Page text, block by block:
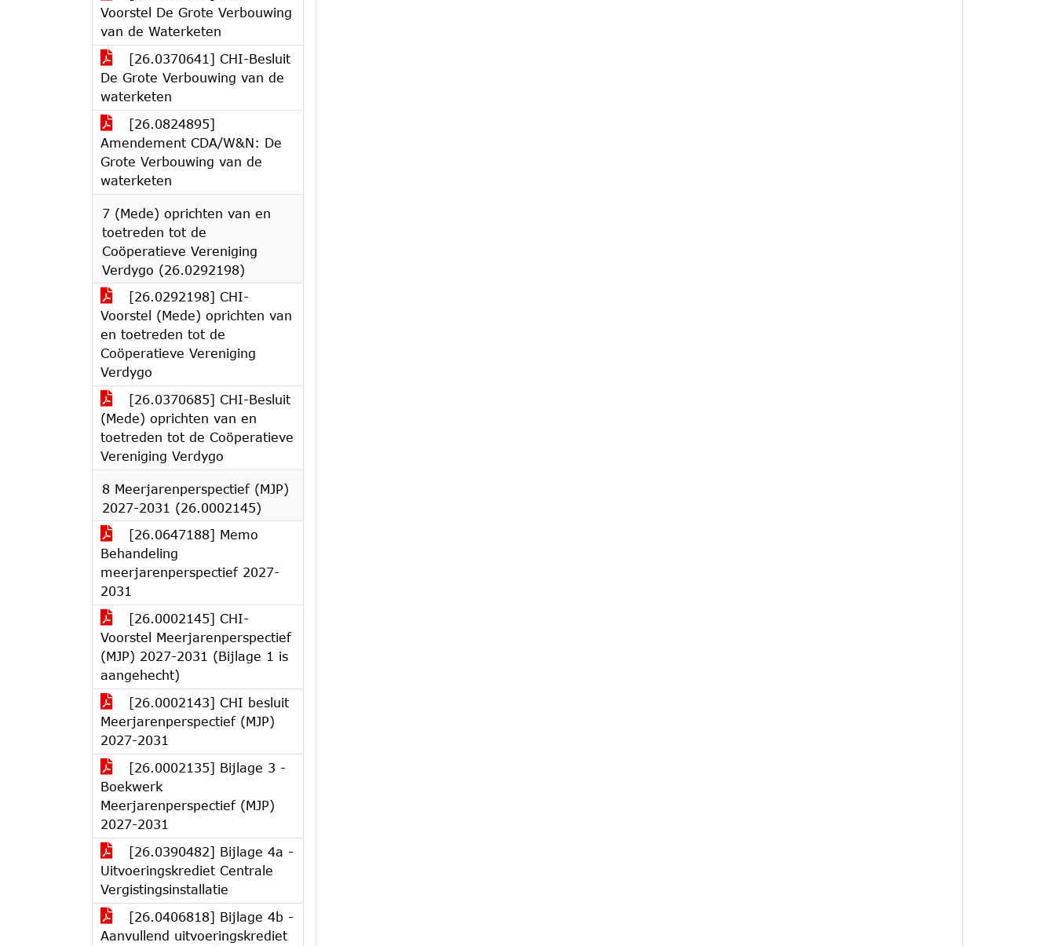
Voorstel De Grote Verbouwing
van de Waterketen
[26.0370641] CHI-Besluit
De Grote Verbouwing van de
waterketen
[26.0824895]
Amendement CDA/W&N: De
Grote Verbouwing van de
waterketen
7 (Mede) oprichten van en
toetreden tot de
Coöperatieve Vereniging
Verdygo (26.0292198)
[26.0292198] CHI-
Voorstel (Mede) oprichten van
en toetreden tot de
Coöperatieve Vereniging
Verdygo
[26.0370685] CHI-Besluit
(Mede) oprichten van en
toetreden tot de Coöperatieve
Vereniging Verdygo
8 Meerjarenperspectief (MJP)
2027-2031 (26.0002145)
[26.0647188] Memo
Behandeling
meerjarenperspectief 2027-
2031
[26.0002145] CHI-
Voorstel Meerjarenperspectief
(MJP) 2027-2031 (Bijlage 1 is
aangehecht)
[26.0002143] CHI besluit
Meerjarenperspectief (MJP)
2027-2031
[26.0002135] Bijlage 3 -
Boekwerk
Meerjarenperspectief (MJP)
2027-2031
[26.0390482] Bijlage 4a -
Uitvoeringskrediet Centrale
Vergistingsinstallatie
[26.0406818] Bijlage 4b -
Aanvullend uitvoeringskrediet